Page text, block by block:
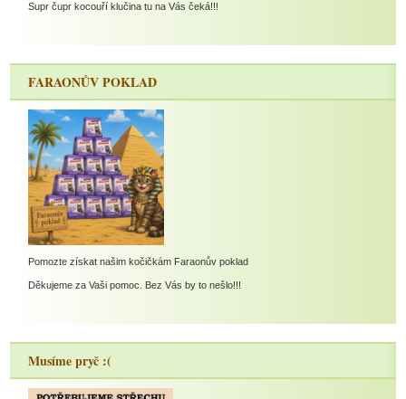
Supr čupr kocouří klučina tu na Vás čeká!!!
FARAONŮV POKLAD
Pomozte získat našim kočičkám Faraonův poklad
Děkujeme za Vaši pomoc. Bez Vás by to nešlo!!!
Musíme pryč :(